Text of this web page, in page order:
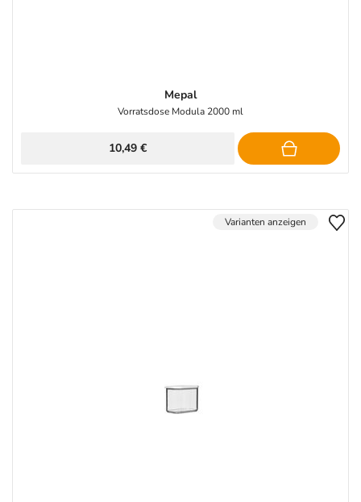
Mepal
Vorratsdose Modula 2000 ml
10,49 €
Varianten anzeigen